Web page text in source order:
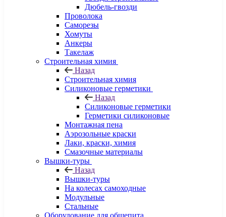
Дюбель-гвозди
Проволока
Саморезы
Хомуты
Анкеры
Такелаж
Строительная химия
Назад
Строительная химия
Силиконовые герметики
Назад
Силиконовые герметики
Герметики силиконовые
Монтажная пена
Аэрозольные краски
Лаки, краски, химия
Смазочные материалы
Вышки-туры
Назад
Вышки-туры
На колесах самоходные
Модульные
Стальные
Оборудование для общепита